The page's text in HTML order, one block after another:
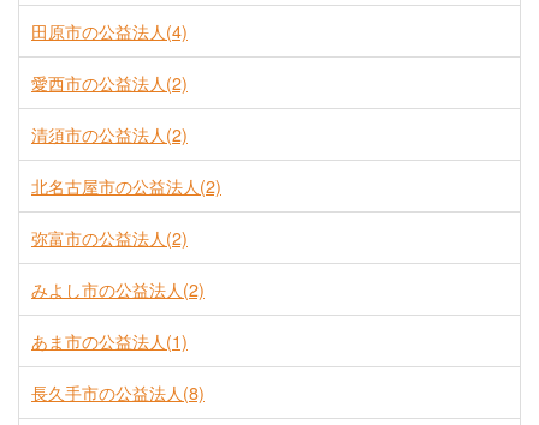
田原市の公益法人(4)
愛西市の公益法人(2)
清須市の公益法人(2)
北名古屋市の公益法人(2)
弥富市の公益法人(2)
みよし市の公益法人(2)
あま市の公益法人(1)
長久手市の公益法人(8)